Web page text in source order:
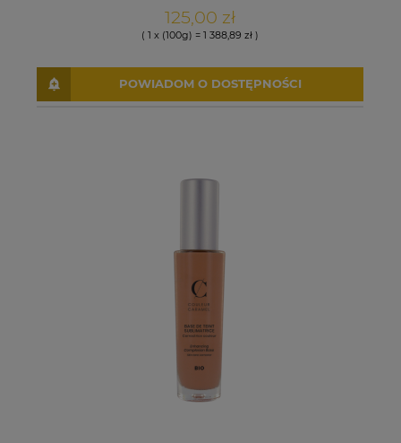
125,00 zł
( 1 x (100g) = 1 388,89 zł )
POWIADOM O DOSTĘPNOŚCI